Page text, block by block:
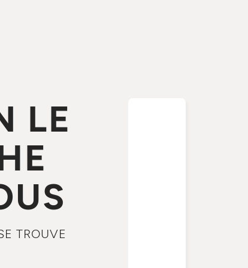
LE
TROUVE